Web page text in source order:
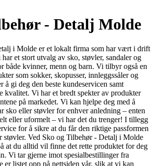
- Detalj Molde
i Molde er et lokalt firma som har vært i drift
et stort utvalg av sko, støvler, sandaler og
både kvinner, menn og barn. Vi tilbyr også en
som sokker, skopusser, innleggssåler og
å gi deg den beste kundeservicen samt
kvalitet. Vi har et bredt spekter av produkter
på markedet. Vi kan hjelpe deg med å
sko eller støvler for enhver anledning – enten
eller uformelt – vi har det du trenger! I tillegg
for å sikre at du får den riktige passformen
støvler. Ved Sko og Tilbehør - Detalj i Molde
at du alltid vil finne det rette produktet for deg
Vi tar gjerne imot spesialbestillinger fra
er listet opp på nettsiden vår, slik at vi kan